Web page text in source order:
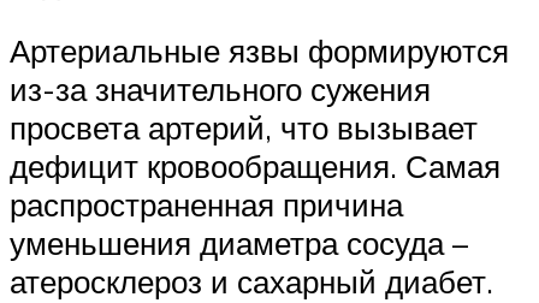
Артериальные язвы формируются
из-за значительного сужения
просвета артерий, что вызывает
дефицит кровообращения. Самая
распространенная причина
уменьшения диаметра сосуда –
атеросклероз и сахарный диабет.